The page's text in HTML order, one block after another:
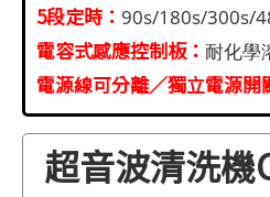
5段定時： 90s/180s/300s/
電容式感應控制板： 耐化學
電源線可分離／獨立電源開
超音波清洗機